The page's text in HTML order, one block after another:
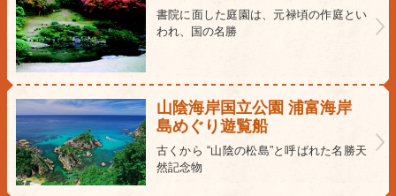
書院に面した庭園は、元禄頃の作庭とい
われ、国の名勝
山陰海岸国立公園 浦富海岸
島めぐり遊覧船
古くから “山陰の松島”と呼ばれた名勝天
然記念物